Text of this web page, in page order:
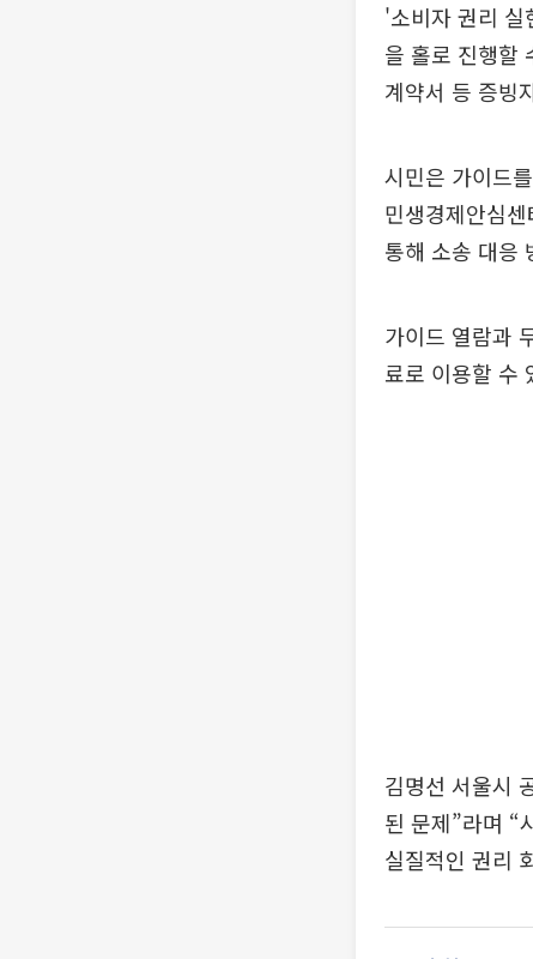
'소비자 권리 실
을 홀로 진행할
계약서 등 증빙
시민은 가이드
민생경제안심
통해 소송 대응
가이드 열람과
료로 이용할 수
김명선 서울시
된 문제”라며 “
실질적인 권리